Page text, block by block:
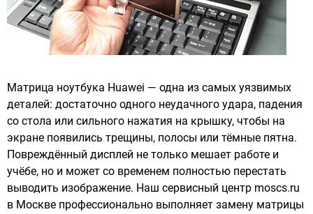
Матрица ноутбука Huawei — одна из самых уязвимых
деталей: достаточно одного неудачного удара, падения
со стола или сильного нажатия на крышку, чтобы на
экране появились трещины, полосы или тёмные пятна.
Повреждённый дисплей не только мешает работе и
учёбе, но и может со временем полностью перестать
выводить изображение. Наш сервисный центр moscs.ru
в Москве профессионально выполняет замену матрицы